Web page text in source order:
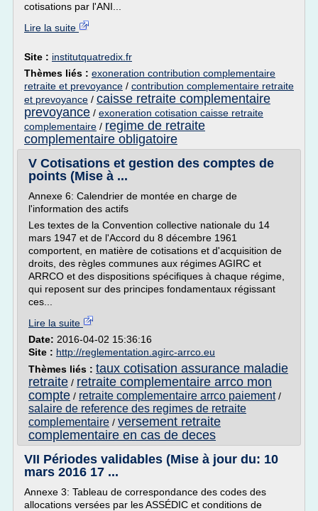
cotisations par l'ANI...
Lire la suite
Site : institutquatredix.fr
Thèmes liés : exoneration contribution complementaire
retraite et prevoyance / contribution complementaire retraite
et prevoyance / caisse retraite complementaire
prevoyance / exoneration cotisation caisse retraite
complementaire / regime de retraite
complementaire obligatoire
V Cotisations et gestion des comptes de
points (Mise à ...
Annexe 6: Calendrier de montée en charge de
l'information des actifs
Les textes de la Convention collective nationale du 14
mars 1947 et de l'Accord du 8 décembre 1961
comportent, en matière de cotisations et d'acquisition de
droits, des règles communes aux régimes AGIRC et
ARRCO et des dispositions spécifiques à chaque régime,
qui reposent sur des principes fondamentaux régissant
ces...
Lire la suite
Date: 2016-04-02 15:36:16
Site : http://reglementation.agirc-arrco.eu
Thèmes liés : taux cotisation assurance maladie
retraite / retraite complementaire arrco mon
compte / retraite complementaire arrco paiement/
salaire de reference des regimes de retraite
complementaire / versement retraite
complementaire en cas de deces
VII Périodes validables (Mise à jour du: 10
mars 2016 17 ...
Annexe 3: Tableau de correspondance des codes des
allocations versées par les ASSÉDIC et conditions de